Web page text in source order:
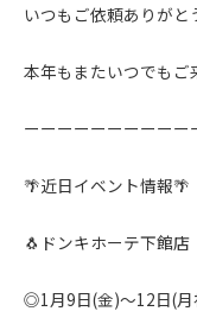
いつもご依頼ありがと
本年もまたいつでもご
ーーーーーーーーーー
🌴近日イベント情報🌴
🐧ドンキホーテ下館店
◎1月9日(金)〜12日(月